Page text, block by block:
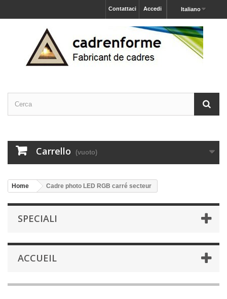
Italiano
Accedi
Contattaci
Carrello (vuoto)
Home Cadre photo LED RGB carré secteur
SPECIALI
ACCUEIL